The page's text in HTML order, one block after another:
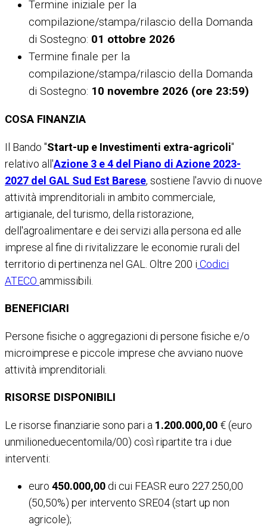
Termine iniziale per la
compilazione/stampa/rilascio della Domanda
di Sostegno: 01 ottobre 2026
Termine finale per la
compilazione/stampa/rilascio della Domanda
di Sostegno: 10 novembre 2026 (ore 23:59)
COSA FINANZIA
Il Bando "Start-up e Investimenti extra-agricoli"
relativo all'Azione 3 e 4 del Piano di Azione 2023-
2027 del GAL Sud Est Barese, sostiene l'avvio di nuove
attività imprenditoriali in ambito commerciale,
artigianale, del turismo, della ristorazione,
dell'agroalimentare e dei servizi alla persona ed alle
imprese al fine di rivitalizzare le economie rurali del
territorio di pertinenza nel GAL. Oltre 200 i Codici
ATECO ammissibili.
BENEFICIARI
Persone fisiche o aggregazioni di persone fisiche e/o
microimprese e piccole imprese che avviano nuove
attività imprenditoriali.
RISORSE DISPONIBILI
Le risorse finanziarie sono pari a 1.200.000,00 € (euro
unmilioneduecentomila/00) così ripartite tra i due
interventi:
euro 450.000,00 di cui FEASR euro 227.250,00
(50,50%) per intervento SRE04 (start up non
agricole);